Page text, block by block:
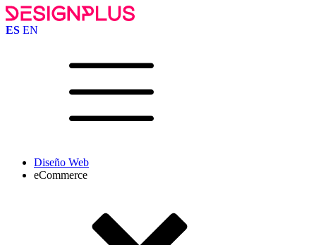
ES EN
Diseño Web
eCommerce